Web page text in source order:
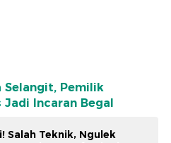
Selangit, Pemilik
Incaran Begal
Salah Teknik, Ngulek